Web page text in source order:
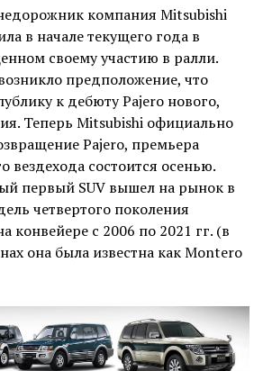
компания Mitsubishi
в начале текущего года в
своему участию в ралли.
предположение, что
к дебюту Pajero нового,
Теперь Mitsubishi официально
Pajero, премьера
вездехода состоится осенью.
первый SUV вышел на рынок в
четвертого поколения
конвейере с 2006 по 2021 гг. (в
она была известна как Montero